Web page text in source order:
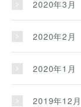
2020年3月
2020年2月
2020年1月
2019年12月